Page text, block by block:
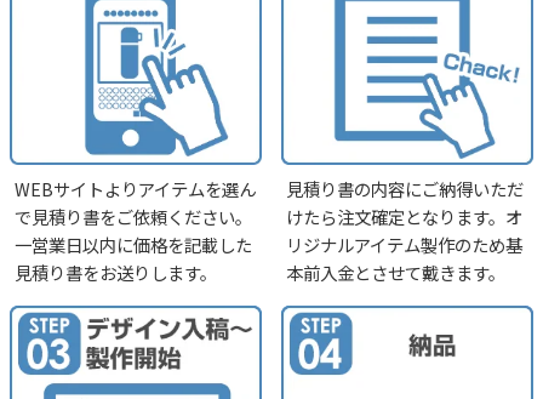
WEBサイトよりアイテムを選ん
で見積り書をご依頼ください。
一営業日以内に価格を記載した
見積り書をお送りします。
見積り書の内容にご納得いただ
けたら注文確定となります。オ
リジナルアイテム製作のため基
本前入金とさせて戴きます。